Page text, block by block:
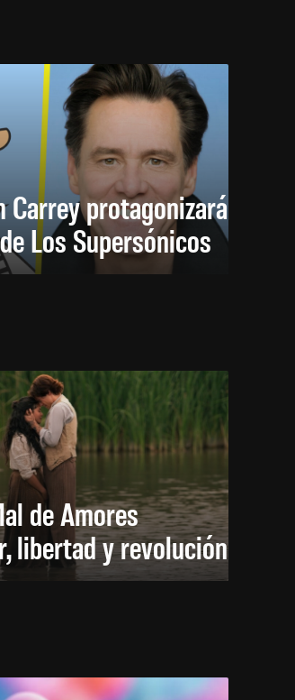
Carrey protagonizará
Los Supersónicos
de Amores
libertad y revolución